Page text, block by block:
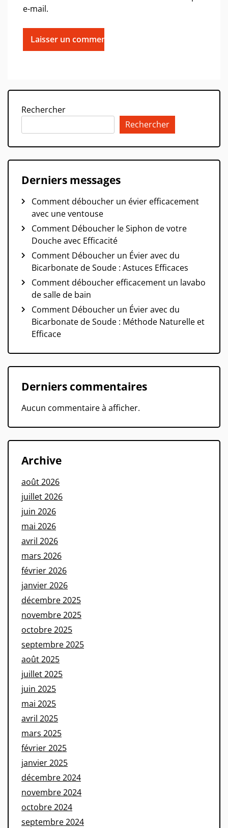
e-mail.
Rechercher
Rechercher
Derniers messages
Comment déboucher un évier efficacement
avec une ventouse
Comment Déboucher le Siphon de votre
Douche avec Efficacité
Comment Déboucher un Évier avec du
Bicarbonate de Soude : Astuces Efficaces
Comment déboucher efficacement un lavabo
de salle de bain
Comment Déboucher un Évier avec du
Bicarbonate de Soude : Méthode Naturelle et
Efficace
Derniers commentaires
Aucun commentaire à afficher.
Archive
août 2026
juillet 2026
juin 2026
mai 2026
avril 2026
mars 2026
février 2026
janvier 2026
décembre 2025
novembre 2025
octobre 2025
septembre 2025
août 2025
juillet 2025
juin 2025
mai 2025
avril 2025
mars 2025
février 2025
janvier 2025
décembre 2024
novembre 2024
octobre 2024
septembre 2024